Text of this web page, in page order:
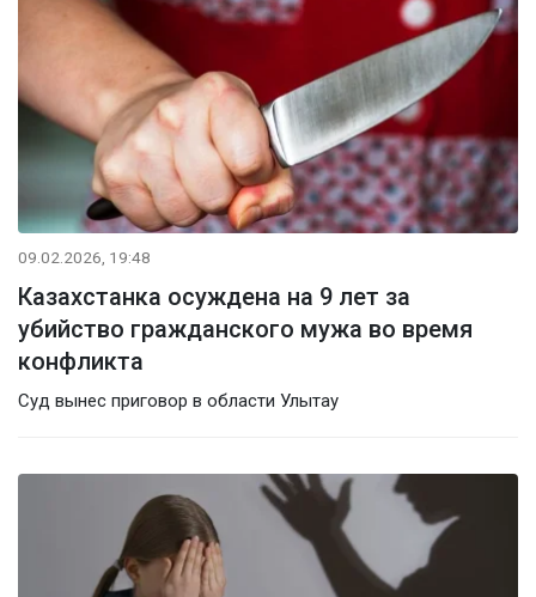
09.02.2026, 19:48
Казахстанка осуждена на 9 лет за
убийство гражданского мужа во время
конфликта
Суд вынес приговор в области Улытау